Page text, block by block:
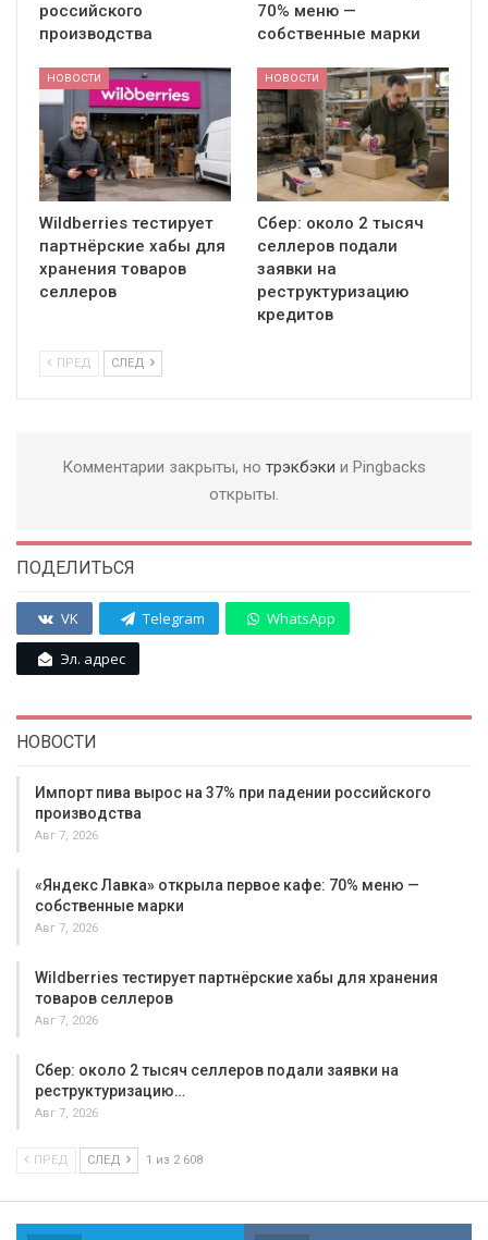
российского
производства
70% меню —
собственные марки
НОВОСТИ
Wildberries тестирует
партнёрские хабы для
хранения товаров
селлеров
НОВОСТИ
Сбер: около 2 тысяч
селлеров подали
заявки на
реструктуризацию
кредитов
ПРЕД СЛЕД
Комментарии закрыты, но трэкбэки и Pingbacks
открыты.
ПОДЕЛИТЬСЯ
VK Telegram WhatsApp
Эл. адрес
НОВОСТИ
Импорт пива вырос на 37% при падении российского
производства
Авг 7, 2026
«Яндекс Лавка» открыла первое кафе: 70% меню —
собственные марки
Авг 7, 2026
Wildberries тестирует партнёрские хабы для хранения
товаров селлеров
Авг 7, 2026
Сбер: около 2 тысяч селлеров подали заявки на
реструктуризацию…
Авг 7, 2026
ПРЕД СЛЕД 1 из 2 608